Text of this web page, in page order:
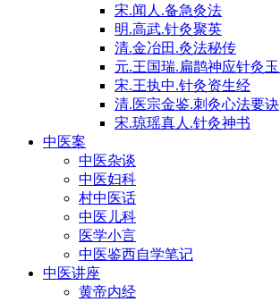
宋.闻人.备急灸法
明.高武.针灸聚英
清.金冶田.灸法秘传
元.王国瑞.扁鹊神应针灸
宋.王执中.针灸资生经
清.医宗金鉴.刺灸心法要诀
宋.琼瑶真人.针灸神书
中医案
中医杂谈
中医妇科
村中医话
中医儿科
医学小言
中医鉴西自学笔记
中医讲座
黄帝内经